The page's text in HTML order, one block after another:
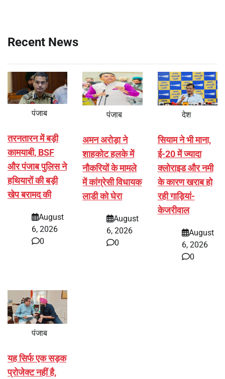
Recent News
पंजाब
तरनतारन में बड़ी
कामयाबी, BSF
और पंजाब पुलिस ने
हथियारों की बड़ी
खेप बरामद की
August
6, 2026
0
पंजाब
अमन अरोड़ा ने
शाहकोट हलके में
नौकरियों के मामले
में कांग्रेसी विधायक
लाडी को घेरा
August
6, 2026
0
देश
सियाम ने भी माना,
ई-20 में ज्यादा
क्लोराइड और नमी
के कारण खराब हो
रही गाड़ियां-
केजरीवाल
August
6, 2026
0
पंजाब
यह सिर्फ एक सड़क
प्रोजेक्ट नहीं है,